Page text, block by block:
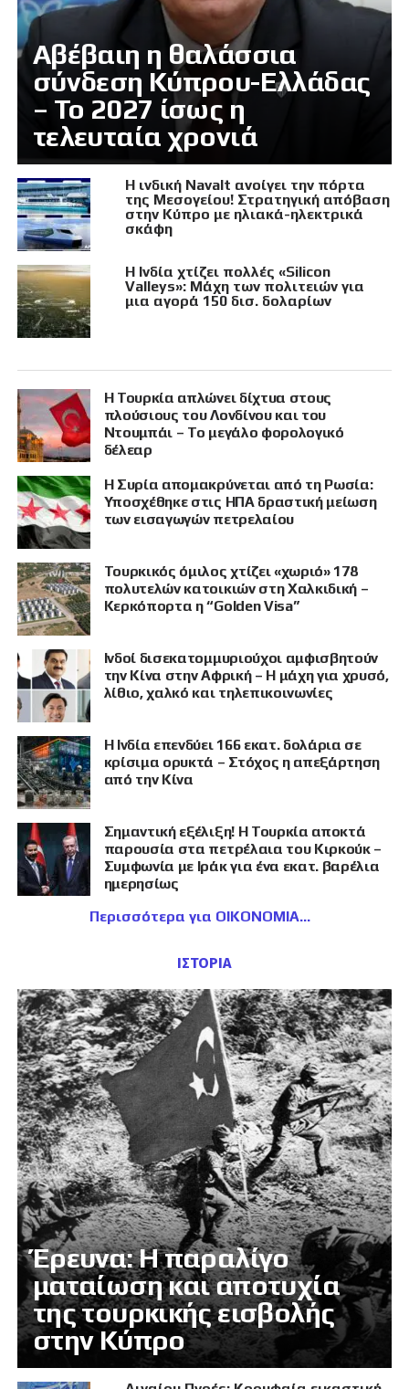
Αβέβαιη η θαλάσσια
σύνδεση Κύπρου-Ελλάδας
– Το 2027 ίσως η
τελευταία χρονιά
Η ινδική Navalt ανοίγει την πόρτα
της Μεσογείου! Στρατηγική απόβαση
στην Κύπρο με ηλιακά-ηλεκτρικά
σκάφη
Η Ινδία χτίζει πολλές «Silicon
Valleys»: Μάχη των πολιτειών για
μια αγορά 150 δισ. δολαρίων
Η Τουρκία απλώνει δίχτυα στους
πλούσιους του Λονδίνου και του
Ντουμπάι – Το μεγάλο φορολογικό
δέλεαρ
Η Συρία απομακρύνεται από τη Ρωσία:
Υποσχέθηκε στις ΗΠΑ δραστική μείωση
των εισαγωγών πετρελαίου
Τουρκικός όμιλος χτίζει «χωριό» 178
πολυτελών κατοικιών στη Χαλκιδική –
Κερκόπορτα η “Golden Visa”
Ινδοί δισεκατομμυριούχοι αμφισβητούν
την Κίνα στην Αφρική – Η μάχη για χρυσό,
λίθιο, χαλκό και τηλεπικοινωνίες
Η Ινδία επενδύει 166 εκατ. δολάρια σε
κρίσιμα ορυκτά – Στόχος η απεξάρτηση
από την Κίνα
Σημαντική εξέλιξη! Η Τουρκία αποκτά
παρουσία στα πετρέλαια του Κιρκούκ –
Συμφωνία με Ιράκ για ένα εκατ. βαρέλια
ημερησίως
Περισσότερα για ΟΙΚΟΝΟΜΙΑ
ΙΣΤΟΡΙΑ
Έρευνα: Η παραλίγο
ματαίωση και αποτυχία
της τουρκικής εισβολής
στην Κύπρο